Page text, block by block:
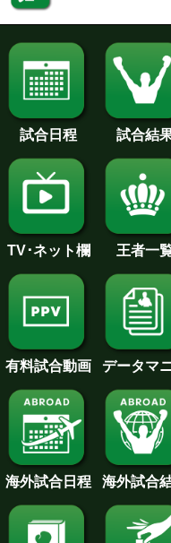
試合日程 試合結
TV･ネット欄 王者一
有料試合動画 データマ
海外試合日程 海外試合